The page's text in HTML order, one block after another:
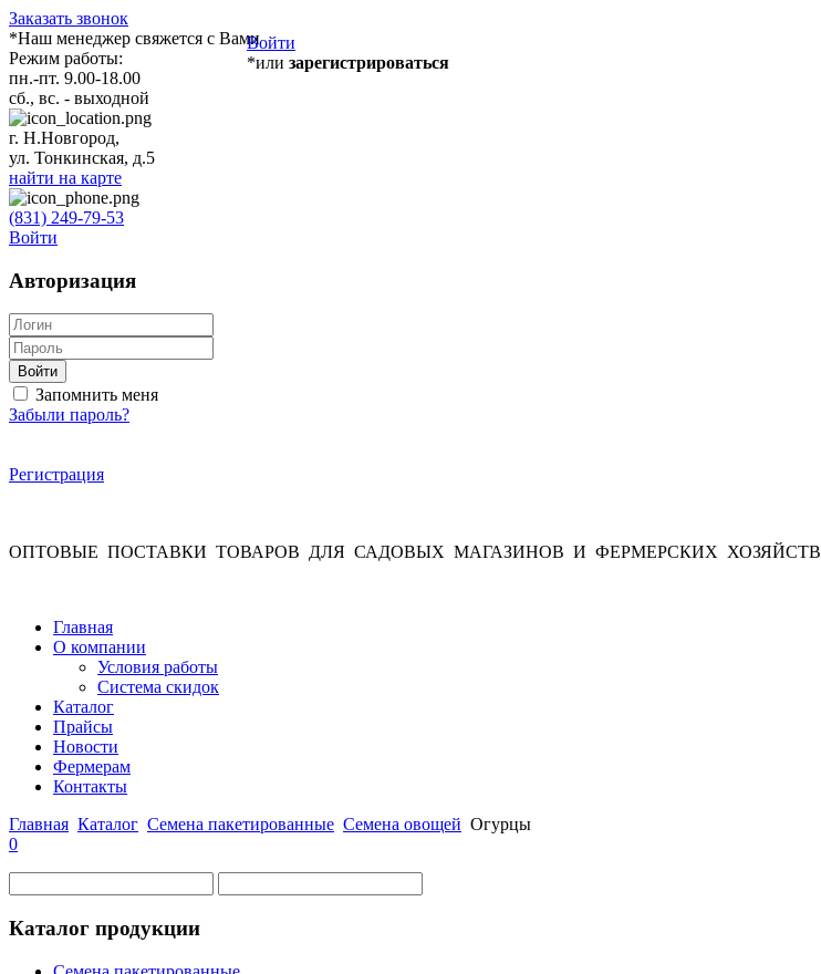
Заказать звонок
*Наш менеджер свяжется с Вами
Режим работы:
пн.-пт. 9.00-18.00
сб., вс. - выходной
Войти
*или зарегистрироваться
г. Н.Новгород,
ул. Тонкинская, д.5
найти на карте
(831) 249-79-53
Войти
Авторизация
Войти
Запомнить меня
Забыли пароль?
Регистрация
ОПТОВЫЕ ПОСТАВКИ ТОВАРОВ ДЛЯ САДОВЫХ МАГАЗИНОВ И ФЕРМЕРСКИХ ХОЗЯЙСТВ
Главная
О компании
Условия работы
Система скидок
Каталог
Прайсы
Новости
Фермерам
Контакты
Главная Каталог Семена пакетированные Семена овощей Огурцы
0
Каталог продукции